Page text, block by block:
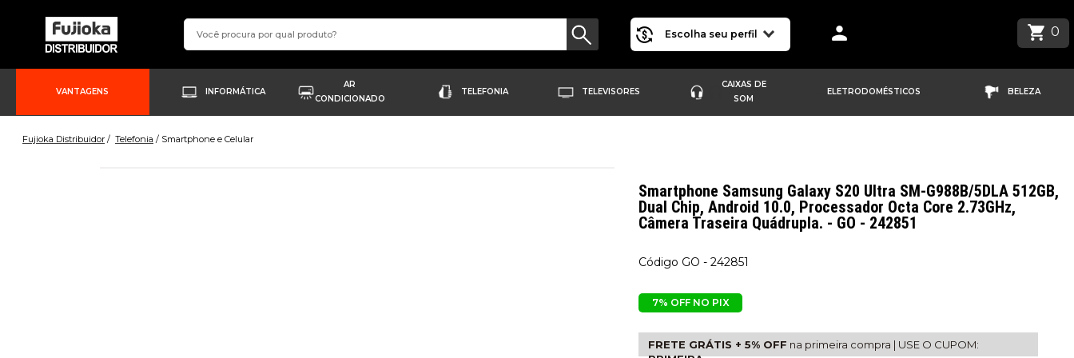
Escolha seu perfil 0
VANTAGENS INFORMÁTICA
AR
CONDICIONADO
TELEFONIA TELEVISORES
CAIXAS DE
SOM
ELETRODOMÉSTICOS BELEZA
Fujioka Distribuidor Telefonia Smartphone e Celular
Smartphone Samsung Galaxy S20 Ultra SM-G988B/5DLA 512GB,
Dual Chip, Android 10.0, Processador Octa Core 2.73GHz,
Câmera Traseira Quádrupla. - GO - 242851
GO - 242851
7% OFF NO PIX
FRETE GRÁTIS + 5% OFF na primeira compra | USE O CUPOM: